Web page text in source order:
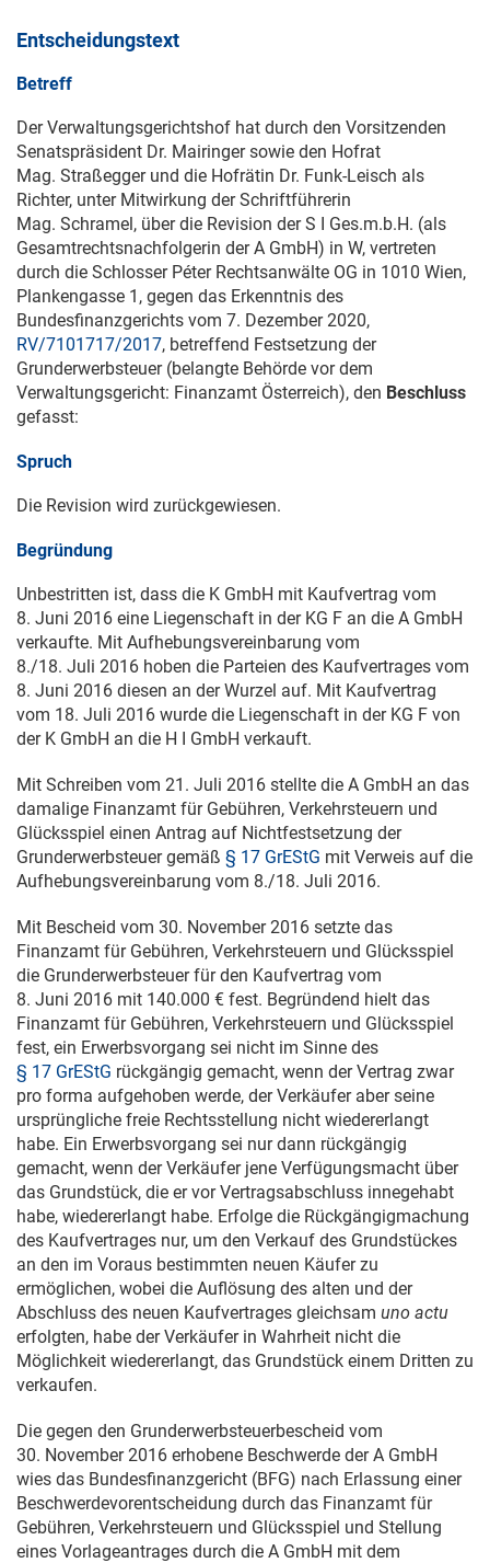
Entscheidungstext
Betreff
Der Verwaltungsgerichtshof hat durch den Vorsitzenden
Senatspräsident Dr. Mairinger sowie den Hofrat
Mag. Straßegger und die Hofrätin Dr. Funk-Leisch als
Richter, unter Mitwirkung der Schriftführerin
Mag. Schramel, über die Revision der S I Ges.m.b.H. (als
Gesamtrechtsnachfolgerin der A GmbH) in W, vertreten
durch die Schlosser Péter Rechtsanwälte OG in 1010 Wien,
Plankengasse 1, gegen das Erkenntnis des
Bundesfinanzgerichts vom 7. Dezember 2020,
RV/7101717/2017, betreffend Festsetzung der
Grunderwerbsteuer (belangte Behörde vor dem
Verwaltungsgericht: Finanzamt Österreich), den Beschluss
gefasst:
Spruch
Die Revision wird zurückgewiesen.
Begründung
Unbestritten ist, dass die K GmbH mit Kaufvertrag vom
8. Juni 2016 eine Liegenschaft in der KG F an die A GmbH
verkaufte. Mit Aufhebungsvereinbarung vom
8./18. Juli 2016 hoben die Parteien des Kaufvertrages vom
8. Juni 2016 diesen an der Wurzel auf. Mit Kaufvertrag
vom 18. Juli 2016 wurde die Liegenschaft in der KG F von
der K GmbH an die H I GmbH verkauft.
Mit Schreiben vom 21. Juli 2016 stellte die A GmbH an das
damalige Finanzamt für Gebühren, Verkehrsteuern und
Glücksspiel einen Antrag auf Nichtfestsetzung der
Grunderwerbsteuer gemäß § 17 GrEStG mit Verweis auf die
Aufhebungsvereinbarung vom 8./18. Juli 2016.
Mit Bescheid vom 30. November 2016 setzte das
Finanzamt für Gebühren, Verkehrsteuern und Glücksspiel
die Grunderwerbsteuer für den Kaufvertrag vom
8. Juni 2016 mit 140.000 € fest. Begründend hielt das
Finanzamt für Gebühren, Verkehrsteuern und Glücksspiel
fest, ein Erwerbsvorgang sei nicht im Sinne des
§ 17 GrEStG rückgängig gemacht, wenn der Vertrag zwar
pro forma aufgehoben werde, der Verkäufer aber seine
ursprüngliche freie Rechtsstellung nicht wiedererlangt
habe. Ein Erwerbsvorgang sei nur dann rückgängig
gemacht, wenn der Verkäufer jene Verfügungsmacht über
das Grundstück, die er vor Vertragsabschluss innegehabt
habe, wiedererlangt habe. Erfolge die Rückgängigmachung
des Kaufvertrages nur, um den Verkauf des Grundstückes
an den im Voraus bestimmten neuen Käufer zu
ermöglichen, wobei die Auflösung des alten und der
Abschluss des neuen Kaufvertrages gleichsam uno actu
erfolgten, habe der Verkäufer in Wahrheit nicht die
Möglichkeit wiedererlangt, das Grundstück einem Dritten zu
verkaufen.
Die gegen den Grunderwerbsteuerbescheid vom
30. November 2016 erhobene Beschwerde der A GmbH
wies das Bundesfinanzgericht (BFG) nach Erlassung einer
Beschwerdevorentscheidung durch das Finanzamt für
Gebühren, Verkehrsteuern und Glücksspiel und Stellung
eines Vorlageantrages durch die A GmbH mit dem